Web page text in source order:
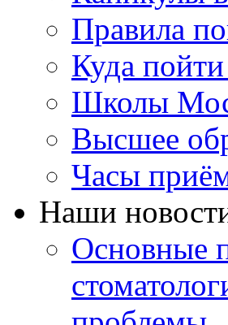
Правила
Куда
Школы
Высшее
Часы
Наши
Основные